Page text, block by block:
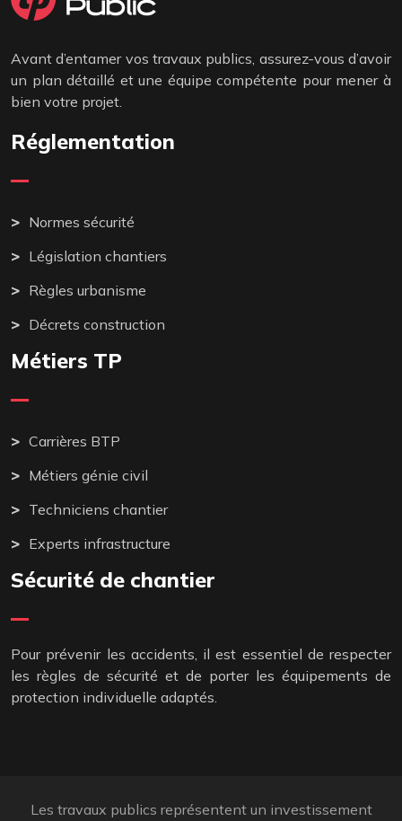
Avant d’entamer vos travaux publics, assurez-vous d’avoir
un plan détaillé et une équipe compétente pour mener à
bien votre projet.
Réglementation
Normes sécurité
Législation chantiers
Règles urbanisme
Décrets construction
Métiers TP
Carrières BTP
Métiers génie civil
Techniciens chantier
Experts infrastructure
Sécurité de chantier
Pour prévenir les accidents, il est essentiel de respecter
les règles de sécurité et de porter les équipements de
protection individuelle adaptés.
Les travaux publics représentent un investissement